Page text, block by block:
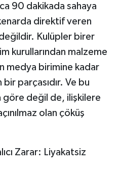
90 dakikada sahaya
direktif veren
Kulüpler birer
kurullarından malzeme
medya birimine kadar
parçasıdır. Ve bu
göre değil de, ilişkilere
olan çöküş
Zarar: Liyakatsiz